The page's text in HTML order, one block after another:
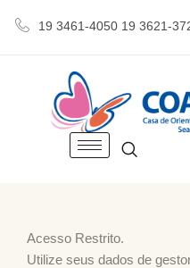
19 3461-4050 19 3621-
Acesso Restrito.
Utilize seus dados de